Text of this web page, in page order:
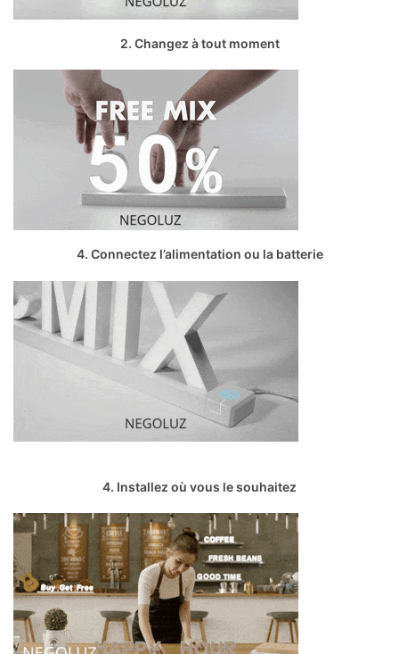
2. Changez à tout moment
4. Connectez l’alimentation ou la batterie
4. Installez où vous le souhaitez